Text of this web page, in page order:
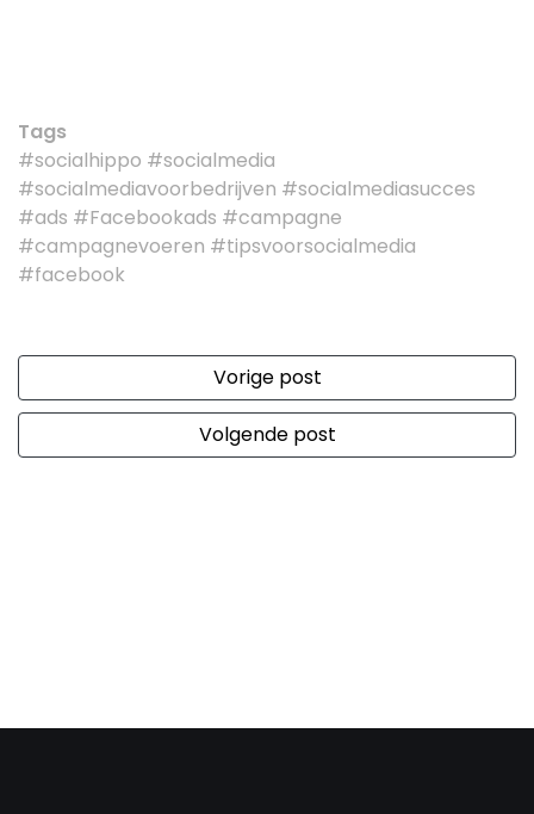
Tags
#socialhippo #socialmedia
#socialmediavoorbedrijven #socialmediasucces
#ads #Facebookads #campagne
#campagnevoeren #tipsvoorsocialmedia
#facebook
Vorige post
Volgende post